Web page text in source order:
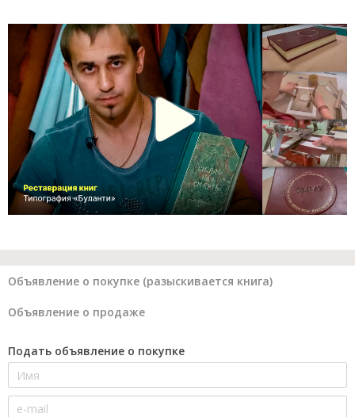
Объявление о покупке (разыскивается книга)
Объявление о продаже
Подать объявление о покупке